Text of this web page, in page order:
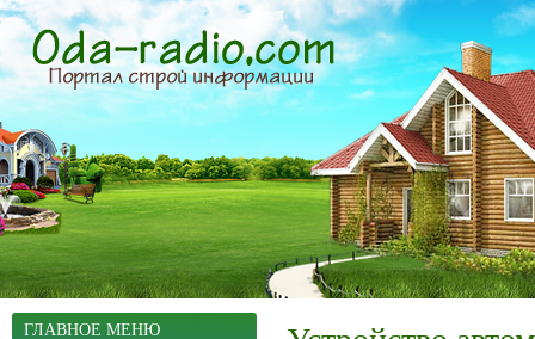
ГЛАВНОЕ МЕНЮ